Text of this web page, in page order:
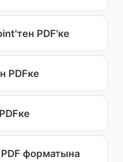
PDF'ке
PDFке
форматына